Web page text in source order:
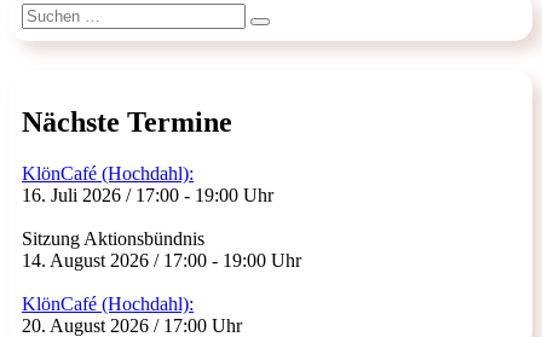
Suchen
nach:
Suchen
Nächste Termine
KlönCafé (Hochdahl):
16. Juli 2026 / 17:00 - 19:00 Uhr
Sitzung Aktionsbündnis
14. August 2026 / 17:00 - 19:00 Uhr
KlönCafé (Hochdahl):
20. August 2026 / 17:00 Uhr